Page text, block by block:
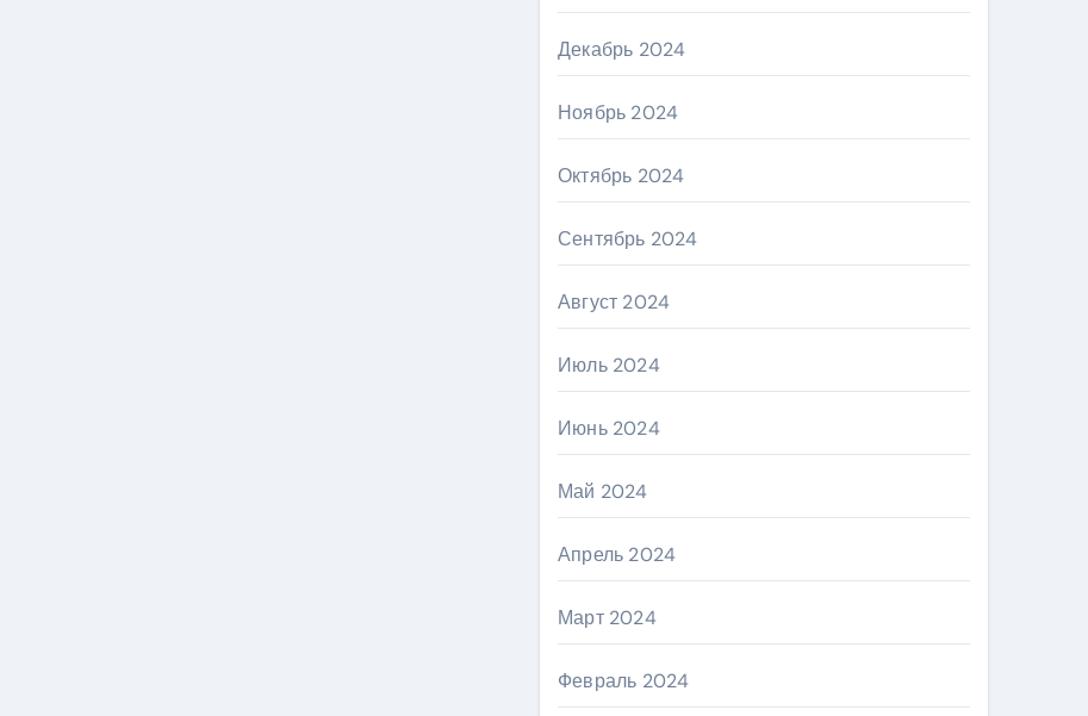
Декабрь 2024
Ноябрь 2024
Октябрь 2024
Сентябрь 2024
Август 2024
Июль 2024
Июнь 2024
Май 2024
Апрель 2024
Март 2024
Февраль 2024